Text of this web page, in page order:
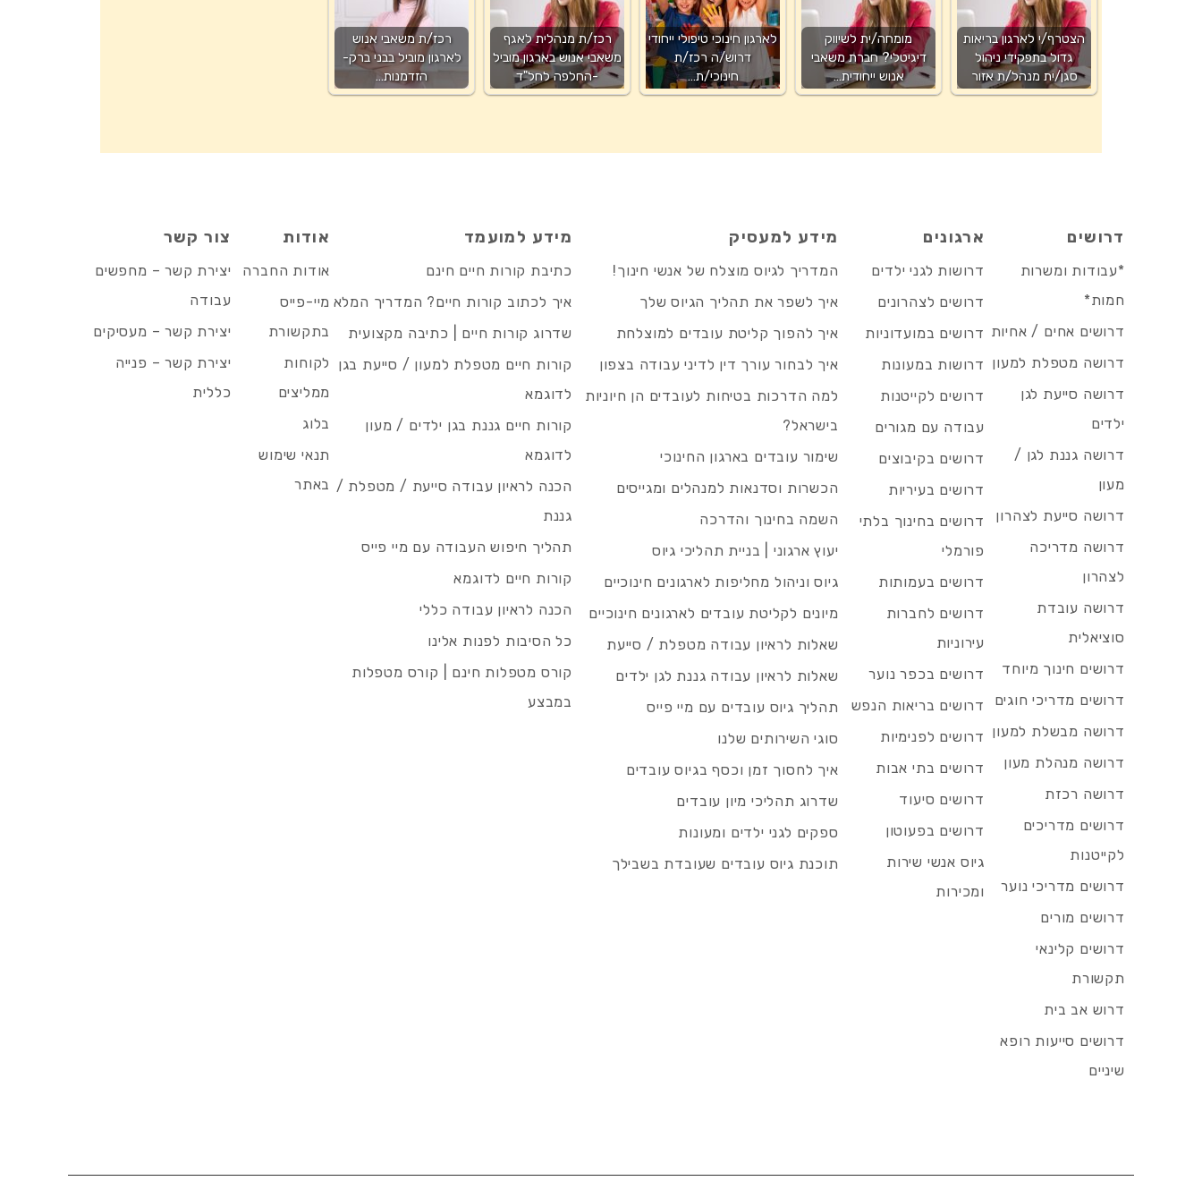
רכז/ת משאבי אנוש
לארגון מוביל בבני ברק-
הזדמנות…
רכז/ת מנהלית לאגף
משאבי אנוש בארגון מוביל
-החלפה לחל"ד
לארגון חינוכי טיפולי ייחודי
דרוש/ה רכז/ת
חינוכי/ת…
מומחה/ית לשיווק
דיגיטלי? חברת משאבי
אנוש ייחודית…
הצטרף/י לארגון בריאות
גדול בתפקידי ניהול
סגן/ית מנהל/ת אזור
דרושים
*עבודות ומשרות
חמות*
דרושים אחים / אחיות
דרושה מטפלת למעון
דרושה סייעת לגן
ילדים
דרושה גננת לגן /
מעון
דרושה סייעת לצהרון
דרושה מדריכה
לצהרון
דרושה עובדת
סוציאלית
דרושים חינוך מיוחד
דרושים מדריכי חוגים
דרושה מבשלת למעון
דרושה מנהלת מעון
דרושה רכזת
דרושים מדריכים
לקייטנות
דרושים מדריכי נוער
דרושים מורים
דרושים קלינאי
תקשורת
דרוש אב בית
דרושים סייעות רופא
שיניים
ארגונים
דרושות לגני ילדים
דרושים לצהרונים
דרושים במועדוניות
דרושות במעונות
דרושים לקייטנות
עבודה עם מגורים
דרושים בקיבוצים
דרושים בעיריות
דרושים בחינוך בלתי
פורמלי
דרושים בעמותות
דרושים לחברות
עירוניות
דרושים בכפר נוער
דרושים בריאות הנפש
דרושים לפנימיות
דרושים בתי אבות
דרושים סיעוד
דרושים בפעוטון
גיוס אנשי שירות
ומכירות
מידע למעסיק
המדריך לגיוס מוצלח של אנשי חינוך!
איך לשפר את תהליך הגיוס שלך
איך להפוך קליטת עובדים למוצלחת
איך לבחור עורך דין לדיני עבודה בצפון
למה הדרכות בטיחות לעובדים הן חיוניות
בישראל?
שימור עובדים בארגון החינוכי
הכשרות וסדנאות למנהלים ומגייסים
השמה בחינוך והדרכה
יעוץ ארגוני | בניית תהליכי גיוס
גיוס וניהול מחליפות לארגונים חינוכיים
מיונים לקליטת עובדים לארגונים חינוכיים
שאלות לראיון עבודה מטפלת / סייעת
שאלות לראיון עבודה גננת לגן ילדים
תהליך גיוס עובדים עם מיי פייס
סוגי השירותים שלנו
איך לחסוך זמן וכסף בגיוס עובדים
שדרוג תהליכי מיון עובדים
ספקים לגני ילדים ומעונות
תוכנת גיוס עובדים שעובדת בשבילך
מידע למועמד
כתיבת קורות חיים חינם
איך לכתוב קורות חיים? המדריך המלא
שדרוג קורות חיים | כתיבה מקצועית
קורות חיים מטפלת למעון / סייעת בגן
לדוגמא
קורות חיים גננת בגן ילדים / מעון
לדוגמא
הכנה לראיון עבודה סייעת / מטפלת /
גננת
תהליך חיפוש העבודה עם מיי פייס
קורות חיים לדוגמא
הכנה לראיון עבודה כללי
כל הסיבות לפנות אלינו
קורס מטפלות חינם | קורס מטפלות
במבצע
אודות
אודות החברה
מיי-פייס
בתקשורת
לקוחות
ממליצים
בלוג
תנאי שימוש
באתר
צור קשר
יצירת קשר – מחפשים
עבודה
יצירת קשר – מעסיקים
יצירת קשר – פנייה
כללית